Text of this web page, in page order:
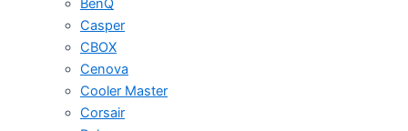
BenQ
Casper
CBOX
Cenova
Cooler Master
Corsair